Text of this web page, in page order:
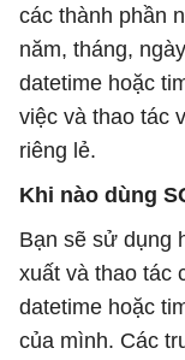
các thành phần
năm, tháng,
datetime hoặc
việc và thao tác
riêng lẻ.
Khi nào dùng
Bạn sẽ sử dụng
xuất và thao tác
datetime hoặc
của mình. Các